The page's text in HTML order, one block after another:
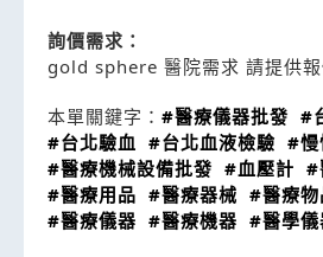
詢價需求：
gold sphere 醫院需求 請提供
本單關鍵字： #醫療儀器批發 #
#台北驗血 #台北血液檢驗 #慢
#醫療機械設備批發 #血壓計 #
#醫療用品 #醫療器械 #醫療物
#醫療儀器 #醫療機器 #醫學儀